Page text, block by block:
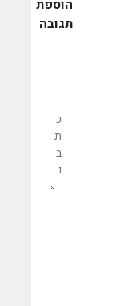
הוספת
תגובה